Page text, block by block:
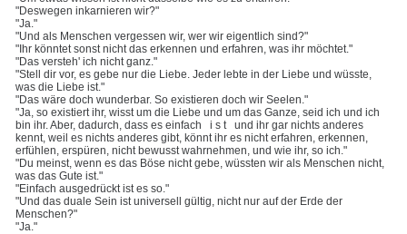
"Deswegen inkarnieren wir?"
"Ja."
"Und als Menschen vergessen wir, wer wir eigentlich sind?"
"Ihr könntet sonst nicht das erkennen und erfahren, was ihr möchtet."
"Das versteh' ich nicht ganz."
"Stell dir vor, es gebe nur die Liebe. Jeder lebte in der Liebe und wüsste,
was die Liebe ist."
"Das wäre doch wunderbar. So existieren doch wir Seelen."
"Ja, so existiert ihr, wisst um die Liebe und um das Ganze, seid ich und ich
bin ihr. Aber, dadurch, dass es einfach i s t und ihr gar nichts anderes
kennt, weil es nichts anderes gibt, könnt ihr es nicht erfahren, erkennen,
erfühlen, erspüren, nicht bewusst wahrnehmen, und wie ihr, so ich."
"Du meinst, wenn es das Böse nicht gebe, wüssten wir als Menschen nicht,
was das Gute ist."
"Einfach ausgedrückt ist es so."
"Und das duale Sein ist universell gültig, nicht nur auf der Erde der
Menschen?"
"Ja."